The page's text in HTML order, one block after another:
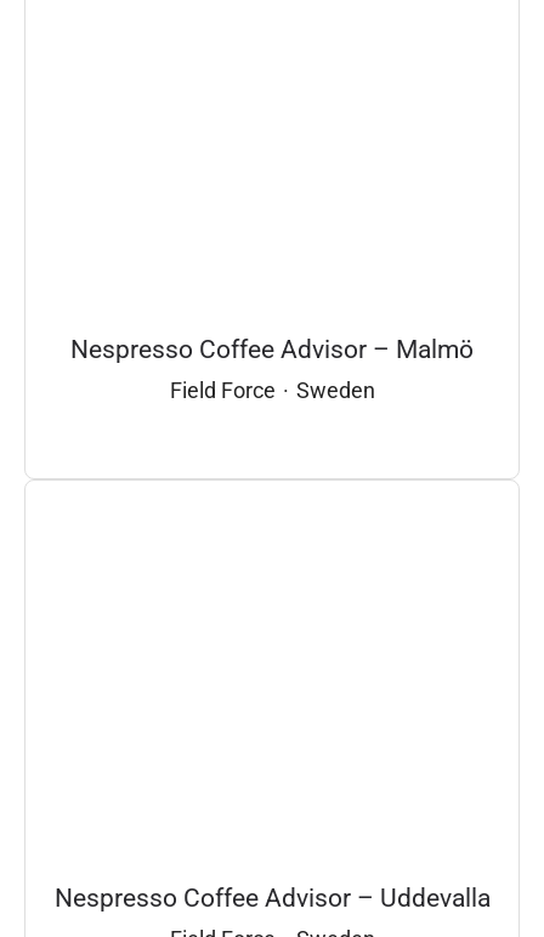
Nespresso Coffee Advisor – Malmö
Field Force · Sweden
Nespresso Coffee Advisor – Uddevalla